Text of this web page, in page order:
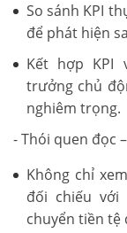
So sánh KPI
để phát hiện
Kết hợp KPI
trưởng chủ
nghiêm trọng.
- Thói quen đọc
Không chỉ
đối chiếu với
chuyển tiền tệ